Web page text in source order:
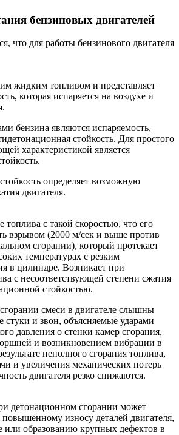
бензиновых двигателей
что для работы бензинового двигателя
жидким топливом и представляет
которая испаряется на воздухе и
бензина являются испаряемость,
стойкость. Для простого
характеристикой является
определяет возможную
двигателя.
топлива с такой скоростью, что его
взрывом (2000 м/сек и выше против
сгорании), который протекает
температурах с резким
в цилиндре. Возникает при
с несоответствующей степени сжатия
стойкостью.
смеси в двигателе слышны
стуки и звон, объясняемые ударами
давления о стенки камер сгорания,
и возникновением вибрации в
неполного сгорания топлива,
и увеличения механических потерь
двигателя резко снижаются.
детонационном сгорании может
повышенному износу деталей двигателя,
или образованию крупных дефектов в